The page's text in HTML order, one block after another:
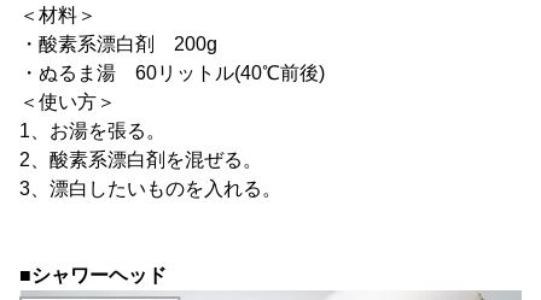
＜材料＞
・酸素系漂白剤 200g
・ぬるま湯 60リットル(40℃前後)
＜使い方＞
1、お湯を張る。
2、酸素系漂白剤を混ぜる。
3、漂白したいものを入れる。
■シャワーヘッド